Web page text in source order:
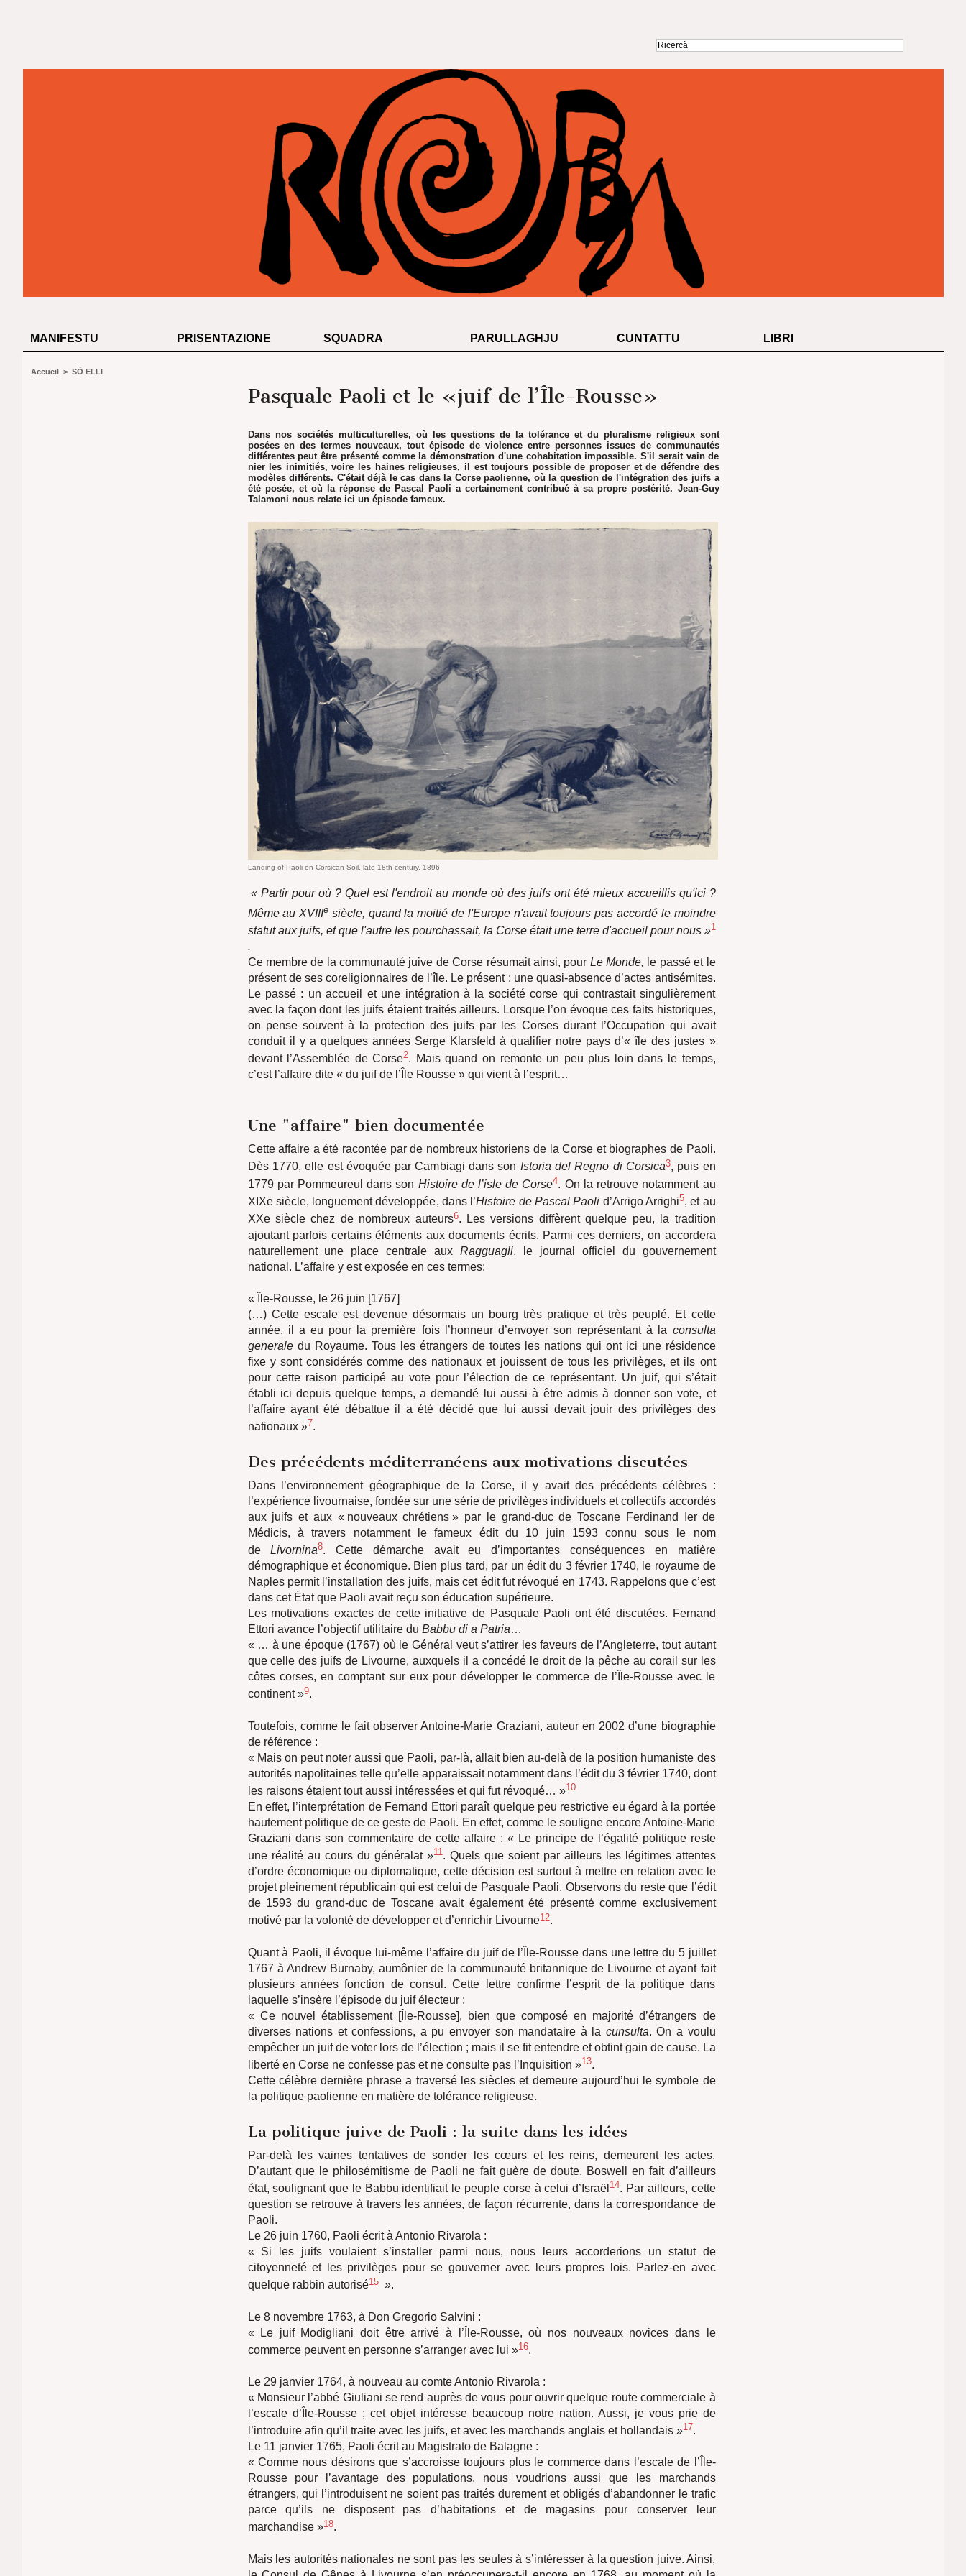
MANIFESTU PRISENTAZIONE SQUADRA PARULLAGHJU CUNTATTU LIBRI
Accueil > SÒ ELLI
Pasquale Paoli et le «juif de l’Île-Rousse»
Dans nos sociétés multiculturelles, où les questions de la tolérance et du pluralisme religieux sont
posées en des termes nouveaux, tout épisode de violence entre personnes issues de communautés
différentes peut être présenté comme la démonstration d'une cohabitation impossible. S'il serait vain de
nier les inimitiés, voire les haines religieuses, il est toujours possible de proposer et de défendre des
modèles différents. C'était déjà le cas dans la Corse paolienne, où la question de l'intégration des juifs a
été posée, et où la réponse de Pascal Paoli a certainement contribué à sa propre postérité. Jean-Guy
Talamoni nous relate ici un épisode fameux.
Landing of Paoli on Corsican Soil, late 18th century, 1896
« Partir pour où ? Quel est l'endroit au monde où des juifs ont été mieux accueillis qu'ici ?
Même au XVIIIe siècle, quand la moitié de l'Europe n'avait toujours pas accordé le moindre
statut aux juifs, et que l'autre les pourchassait, la Corse était une terre d'accueil pour nous »1
.
Ce membre de la communauté juive de Corse résumait ainsi, pour Le Monde, le passé et le
présent de ses coreligionnaires de l’île. Le présent : une quasi-absence d’actes antisémites.
Le passé : un accueil et une intégration à la société corse qui contrastait singulièrement
avec la façon dont les juifs étaient traités ailleurs. Lorsque l’on évoque ces faits historiques,
on pense souvent à la protection des juifs par les Corses durant l’Occupation qui avait
conduit il y a quelques années Serge Klarsfeld à qualifier notre pays d’« île des justes »
devant l’Assemblée de Corse2. Mais quand on remonte un peu plus loin dans le temps,
c’est l’affaire dite « du juif de l’Île Rousse » qui vient à l’esprit…
Une "affaire" bien documentée
Cette affaire a été racontée par de nombreux historiens de la Corse et biographes de Paoli.
Dès 1770, elle est évoquée par Cambiagi dans son Istoria del Regno di Corsica3, puis en
1779 par Pommeureul dans son Histoire de l’isle de Corse4. On la retrouve notamment au
XIXe siècle, longuement développée, dans l’Histoire de Pascal Paoli d’Arrigo Arrighi5, et au
XXe siècle chez de nombreux auteurs6. Les versions diffèrent quelque peu, la tradition
ajoutant parfois certains éléments aux documents écrits. Parmi ces derniers, on accordera
naturellement une place centrale aux Ragguagli, le journal officiel du gouvernement
national. L’affaire y est exposée en ces termes:
« Île-Rousse, le 26 juin [1767]
(…) Cette escale est devenue désormais un bourg très pratique et très peuplé. Et cette
année, il a eu pour la première fois l’honneur d’envoyer son représentant à la consulta
generaledu Royaume. Tous les étrangers de toutes les nations qui ont ici une résidence
fixe y sont considérés comme des nationaux et jouissent de tous les privilèges, et ils ont
pour cette raison participé au vote pour l’élection de ce représentant. Un juif, qui s’était
établi ici depuis quelque temps, a demandé lui aussi à être admis à donner son vote, et
l’affaire ayant été débattue il a été décidé que lui aussi devait jouir des privilèges des
nationaux »7.
Des précédents méditerranéens aux motivations discutées
Dans l’environnement géographique de la Corse, il y avait des précédents célèbres :
l’expérience livournaise, fondée sur une série de privilèges individuels et collectifs accordés
aux juifs et aux « nouveaux chrétiens » par le grand-duc de Toscane Ferdinand Ier de
Médicis, à travers notamment le fameux édit du 10 juin 1593 connu sous le nom
deLivornina8. Cette démarche avait eu d’importantes conséquences en matière
démographique et économique. Bien plus tard, par un édit du 3 février 1740, le royaume de
Naples permit l’installation des juifs, mais cet édit fut révoqué en 1743. Rappelons que c’est
dans cet État que Paoli avait reçu son éducation supérieure.
Les motivations exactes de cette initiative de Pasquale Paoli ont été discutées. Fernand
Ettori avance l’objectif utilitaire du Babbu di a Patria…
« … à une époque (1767) où le Général veut s’attirer les faveurs de l’Angleterre, tout autant
que celle des juifs de Livourne, auxquels il a concédé le droit de la pêche au corail sur les
côtes corses, en comptant sur eux pour développer le commerce de l’Île-Rousse avec le
continent »9.
Toutefois, comme le fait observer Antoine-Marie Graziani, auteur en 2002 d’une biographie
de référence :
« Mais on peut noter aussi que Paoli, par-là, allait bien au-delà de la position humaniste des
autorités napolitaines telle qu’elle apparaissait notamment dans l’édit du 3 février 1740, dont
les raisons étaient tout aussi intéressées et qui fut révoqué… »10
En effet, l’interprétation de Fernand Ettori paraît quelque peu restrictive eu égard à la portée
hautement politique de ce geste de Paoli. En effet, comme le souligne encore Antoine-Marie
Graziani dans son commentaire de cette affaire : « Le principe de l’égalité politique reste
une réalité au cours du généralat »11. Quels que soient par ailleurs les légitimes attentes
d’ordre économique ou diplomatique, cette décision est surtout à mettre en relation avec le
projet pleinement républicain qui est celui de Pasquale Paoli. Observons du reste que l’édit
de 1593 du grand-duc de Toscane avait également été présenté comme exclusivement
motivé par la volonté de développer et d’enrichir Livourne12.
Quant à Paoli, il évoque lui-même l’affaire du juif de l’Île-Rousse dans une lettre du 5 juillet
1767 à Andrew Burnaby, aumônier de la communauté britannique de Livourne et ayant fait
plusieurs années fonction de consul. Cette lettre confirme l’esprit de la politique dans
laquelle s’insère l’épisode du juif électeur :
« Ce nouvel établissement [Île-Rousse], bien que composé en majorité d’étrangers de
diverses nations et confessions, a pu envoyer son mandataire à la cunsulta. On a voulu
empêcher un juif de voter lors de l’élection ; mais il se fit entendre et obtint gain de cause. La
liberté en Corse ne confesse pas et ne consulte pas l’Inquisition »13.
Cette célèbre dernière phrase a traversé les siècles et demeure aujourd’hui le symbole de
la politique paolienne en matière de tolérance religieuse.
La politique juive de Paoli : la suite dans les idées
Par-delà les vaines tentatives de sonder les cœurs et les reins, demeurent les actes.
D’autant que le philosémitisme de Paoli ne fait guère de doute. Boswell en fait d’ailleurs
état, soulignant que le Babbu identifiait le peuple corse à celui d’Israël 14. Par ailleurs, cette
question se retrouve à travers les années, de façon récurrente, dans la correspondance de
Paoli.
Le 26 juin 1760, Paoli écrit à Antonio Rivarola :
« Si les juifs voulaient s’installer parmi nous, nous leurs accorderions un statut de
citoyenneté et les privilèges pour se gouverner avec leurs propres lois. Parlez-en avec
quelque rabbin autorisé15».
Le 8 novembre 1763, à Don Gregorio Salvini :
« Le juif Modigliani doit être arrivé à l’Île-Rousse, où nos nouveaux novices dans le
commerce peuvent en personne s’arranger avec lui »16.
Le 29 janvier 1764, à nouveau au comte Antonio Rivarola :
« Monsieur l’abbé Giuliani se rend auprès de vous pour ouvrir quelque route commerciale à
l’escale d’Île-Rousse ; cet objet intéresse beaucoup notre nation. Aussi, je vous prie de
l’introduire afin qu’il traite avec les juifs, et avec les marchands anglais et hollandais »17.
Le 11 janvier 1765, Paoli écrit au Magistrato de Balagne :
« Comme nous désirons que s’accroisse toujours plus le commerce dans l’escale de l’Île-
Rousse pour l’avantage des populations, nous voudrions aussi que les marchands
étrangers, qui l’introduisent ne soient pas traités durement et obligés d’abandonner le trafic
parce qu’ils ne disposent pas d’habitations et de magasins pour conserver leur
marchandise »18.
Mais les autorités nationales ne sont pas les seules à s’intéresser à la question juive. Ainsi,